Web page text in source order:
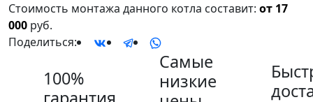
Стоимость монтажа данного котла составит: от 17
000 руб.
Поделиться:
100%
Самые
низкие